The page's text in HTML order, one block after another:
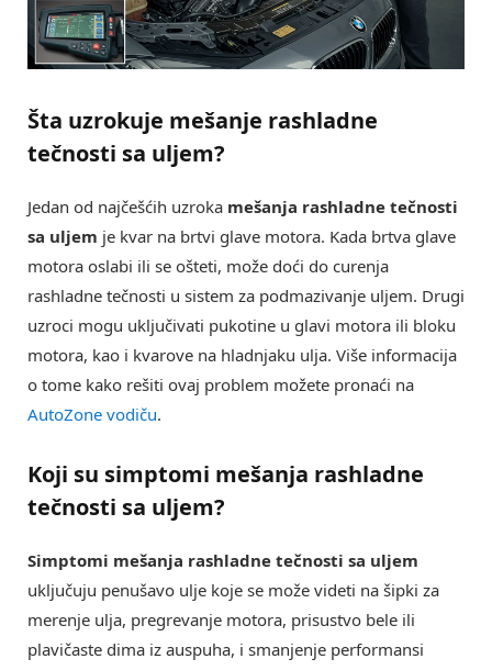
Šta uzrokuje mešanje rashladne
tečnosti sa uljem?
Jedan od najčešćih uzroka mešanja rashladne tečnosti
sa uljem je kvar na brtvi glave motora. Kada brtva glave
motora oslabi ili se ošteti, može doći do curenja
rashladne tečnosti u sistem za podmazivanje uljem. Drugi
uzroci mogu uključivati pukotine u glavi motora ili bloku
motora, kao i kvarove na hladnjaku ulja. Više informacija
o tome kako rešiti ovaj problem možete pronaći na
AutoZone vodiču.
Koji su simptomi mešanja rashladne
tečnosti sa uljem?
Simptomi mešanja rashladne tečnosti sa uljem
uključuju penušavo ulje koje se može videti na šipki za
merenje ulja, pregrevanje motora, prisustvo bele ili
plavičaste dima iz auspuha, i smanjenje performansi